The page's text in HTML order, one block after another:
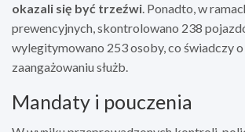
okazali się być trzeźwi. Ponadto, w
prewencyjnych, skontrolowano 238
wylegitymowano 253 osoby, co świadczy
zaangażowaniu służb.
Mandaty i pouczenia